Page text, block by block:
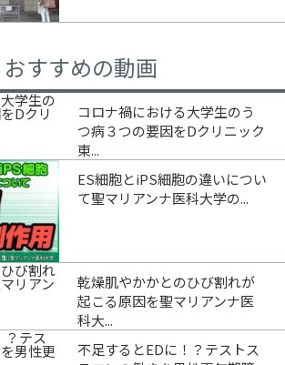
おすすめの動画
コロナ禍における大学生のう
つ病３つの要因をDクリニック
東...
ES細胞とiPS細胞の違いについ
て聖マリアンナ医科大学の...
乾燥肌やかかとのひび割れが
起こる原因を聖マリアンナ医
科大...
不足するとEDに！？テストス